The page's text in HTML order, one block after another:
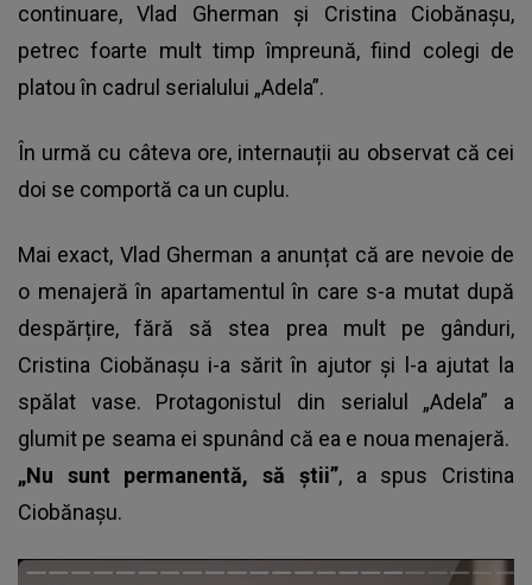
continuare, Vlad Gherman și Cristina Ciobănașu,
petrec foarte mult timp împreună, fiind colegi de
platou în cadrul serialului „Adela”.
În urmă cu câteva ore, internauții au observat că cei
doi se comportă ca un cuplu.
Mai exact, Vlad Gherman a anunțat că are nevoie de
o menajeră în apartamentul în care s-a mutat după
despărțire, fără să stea prea mult pe gânduri,
Cristina Ciobănașu i-a sărit în ajutor și l-a ajutat la
spălat vase. Protagonistul din serialul „Adela” a
glumit pe seama ei spunând că ea e noua menajeră.
„Nu sunt permanentă, să știi”, a spus Cristina
Ciobănașu.